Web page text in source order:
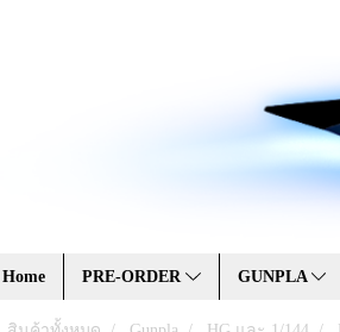
Home PRE-ORDER GUNPLA